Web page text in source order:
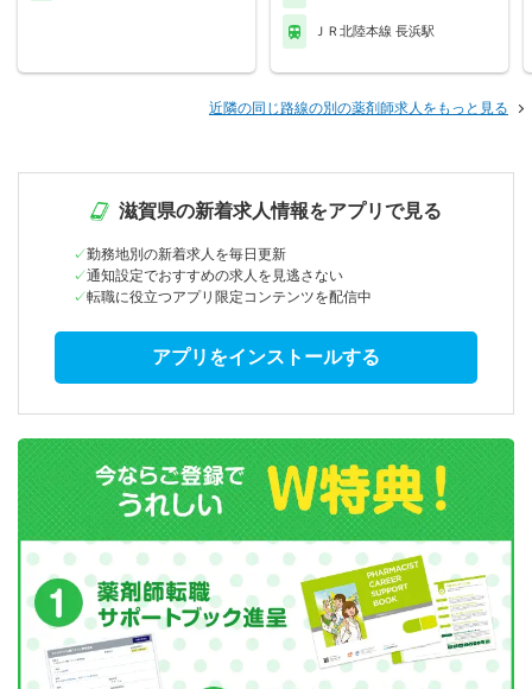
ＪＲ北陸本線 長浜駅
近隣の同じ路線の別の薬剤師求人をもっと見る
滋賀県の新着求人情報をアプリで見る
勤務地別の新着求人を毎日更新
通知設定でおすすめの求人を見逃さない
転職に役立つアプリ限定コンテンツを配信中
アプリをインストールする